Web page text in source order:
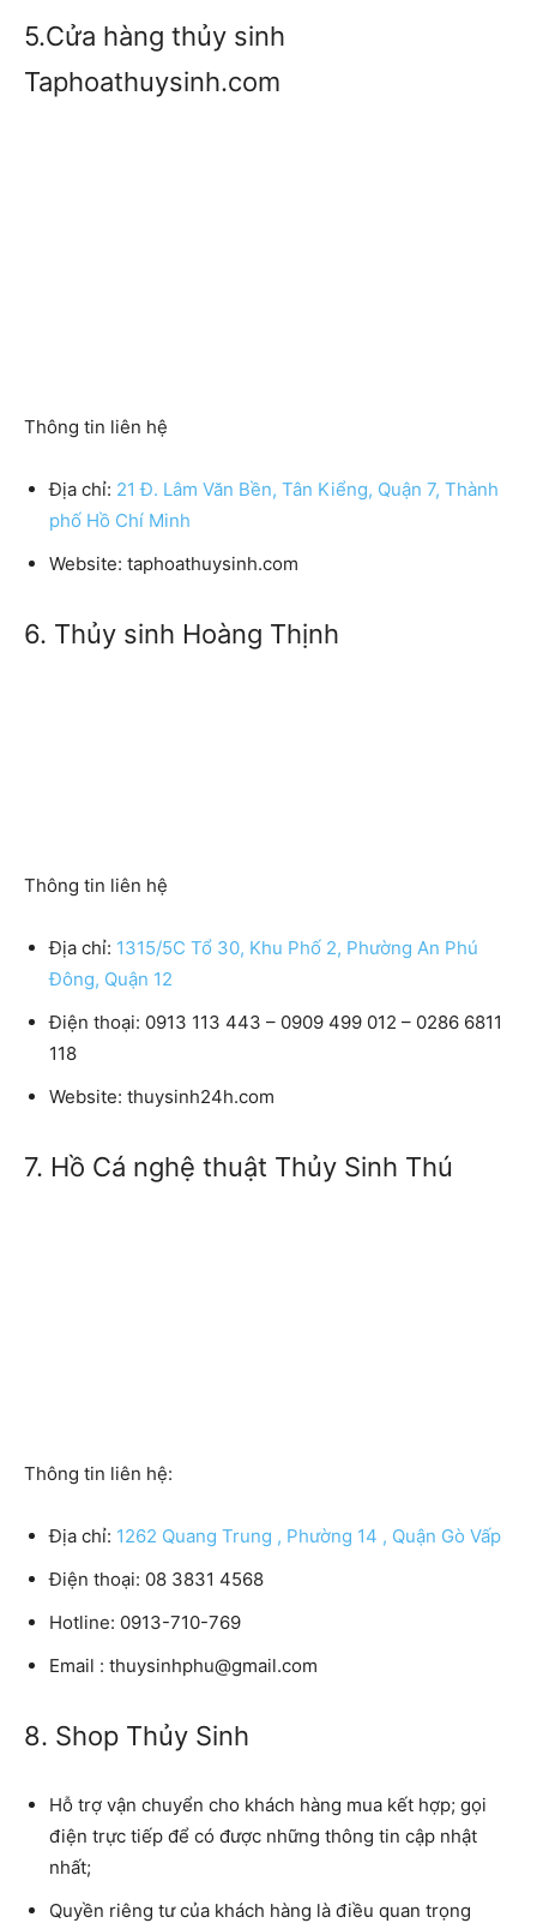
5.Cửa hàng thủy sinh
Taphoathuysinh.com
Thông tin liên hệ
Địa chỉ: 21 Đ. Lâm Văn Bền, Tân Kiểng, Quận 7, Thành
phố Hồ Chí Minh
Website: taphoathuysinh.com
6. Thủy sinh Hoàng Thịnh
Thông tin liên hệ
Địa chỉ: 1315/5C Tổ 30, Khu Phố 2, Phường An Phú
Đông, Quận 12
Điện thoại: 0913 113 443 – 0909 499 012 – 0286 6811
118
Website: thuysinh24h.com
7. Hồ Cá nghệ thuật Thủy Sinh Thú
Thông tin liên hệ:
Địa chỉ: 1262 Quang Trung , Phường 14 , Quận Gò Vấp
Điện thoại: 08 3831 4568
Hotline: 0913-710-769
Email : thuysinhphu@gmail.com
8. Shop Thủy Sinh
Hỗ trợ vận chuyển cho khách hàng mua kết hợp; gọi
điện trực tiếp để có được những thông tin cập nhật
nhất;
Quyền riêng tư của khách hàng là điều quan trọng